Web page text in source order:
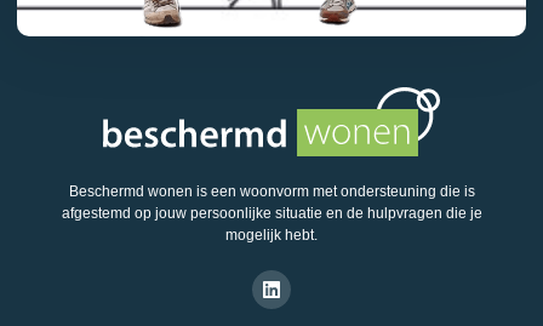
Beschermd wonen is een woonvorm met ondersteuning die is
afgestemd op jouw persoonlijke situatie en de hulpvragen die je
mogelijk hebt.